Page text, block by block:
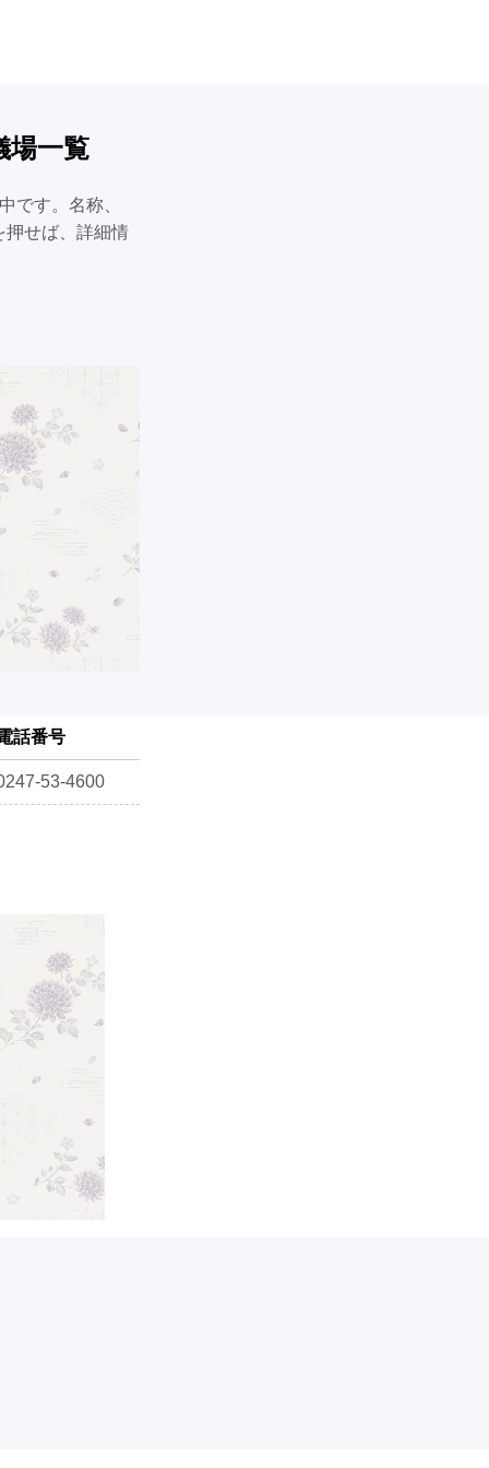
場一覧
です。名称、
押せば、詳細情
話番号
53-4600